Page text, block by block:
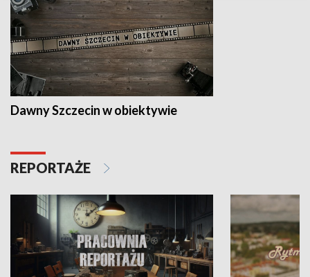
Dawny Szczecin w obiektywie
REPORTAŻE